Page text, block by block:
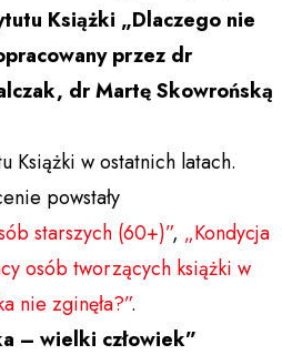
Książki „Dlaczego nie
przez dr
dr Martę Skowrońską
Książki w ostatnich latach.
powstały
starszych (60+)”, „Kondycja
osób tworzących książki w
nie zginęła?”.
– wielki człowiek”